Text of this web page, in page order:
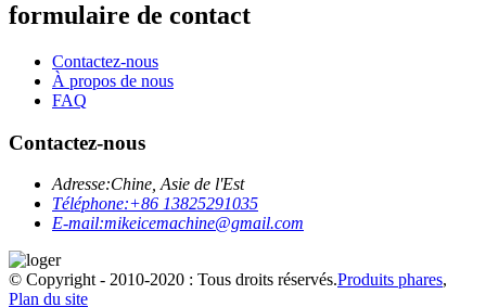
formulaire de contact
Contactez-nous
À propos de nous
FAQ
Contactez-nous
Adresse:Chine, Asie de l'Est
Téléphone:+86 13825291035
E-mail:mikeicemachine@gmail.com
© Copyright - 2010-2020 : Tous droits réservés.Produits phares,
Plan du site